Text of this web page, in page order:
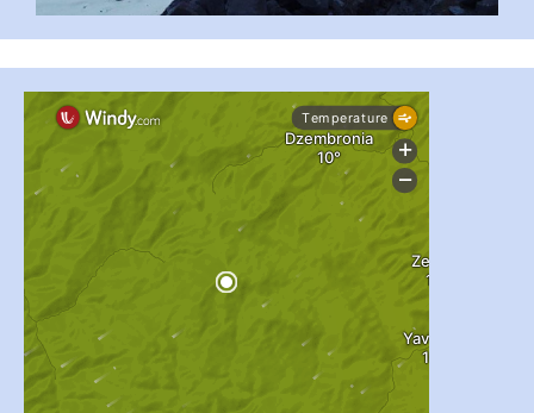
...
pimrec_project